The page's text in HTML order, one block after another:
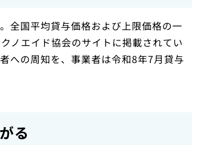
全国平均貸与価格および上限価格の一
ノエイド協会のサイトに掲載されてい
への周知を、事業者は令和8年7月貸与
る